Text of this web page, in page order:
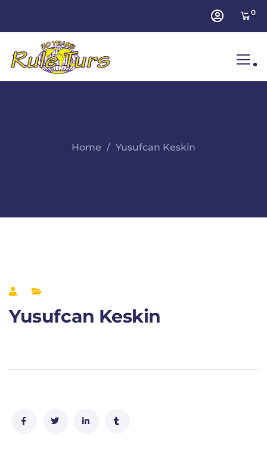
0
.
Home Yusufcan Keskin
Yusufcan Keskin